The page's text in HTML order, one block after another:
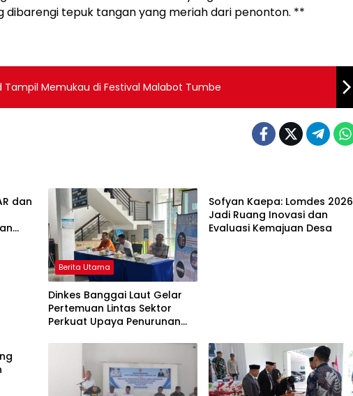
dibarengi tepuk tangan yang meriah dari penonton. **
Tampil Memukau di Festival Malabot Tumbe
dan
Berita Utama
Dinkes Banggai Laut Gelar
Pertemuan Lintas Sektor
Perkuat Upaya Penurunan
Sofyan Kaepa: Lomdes 2026
Jadi Ruang Inovasi dan
Evaluasi Kemajuan Desa